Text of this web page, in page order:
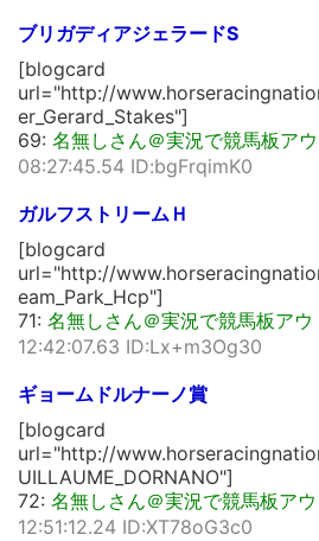
ブリガディアジェラードS
[blogcard
url="http://
er_Gerard_Stakes"]
69: 名無しさん＠実況で競馬板アウ
08:27:45.54 ID:bgFrqimK0
ガルフストリームＨ
[blogcard
url="http://
eam_Park_Hcp"]
71: 名無しさん＠実況で競馬板アウ
12:42:07.63 ID:Lx+m3Og30
ギョームドルナーノ賞
[blogcard
url="http://
UILLAUME_DORNANO"]
72: 名無しさん＠実況で競馬板アウ
12:51:12.24 ID:XT78oG3c0